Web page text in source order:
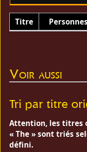
Titre
Voir aussi
Tri par titre
Attention, les titres
« The » sont triés
défini.